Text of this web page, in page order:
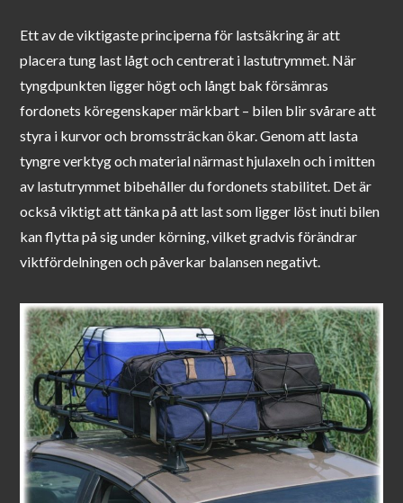
Ett av de viktigaste principerna för lastsäkring är att
placera tung last lågt och centrerat i lastutrymmet. När
tyngdpunkten ligger högt och långt bak försämras
fordonets köregenskaper märkbart – bilen blir svårare att
styra i kurvor och bromssträckan ökar. Genom att lasta
tyngre verktyg och material närmast hjulaxeln och i mitten
av lastutrymmet bibehåller du fordonets stabilitet. Det är
också viktigt att tänka på att last som ligger löst inuti bilen
kan flytta på sig under körning, vilket gradvis förändrar
viktfördelningen och påverkar balansen negativt.